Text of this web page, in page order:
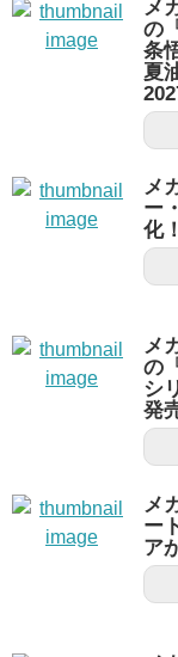
メ
の
条
夏
メ
ー
化
メ
の
シ
発
メ
ー
ア